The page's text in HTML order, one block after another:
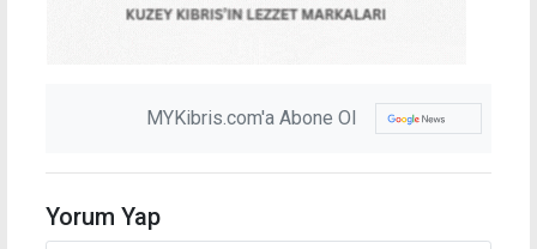
MYKibris.com'a Abone Ol
Yorum Yap